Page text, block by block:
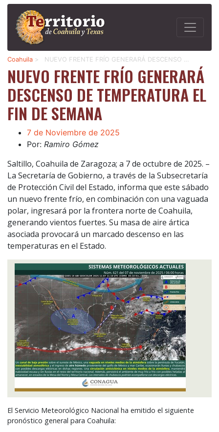
Coahuila > NUEVO FRENTE FRÍO GENERARÁ DESCENSO …
NUEVO FRENTE FRÍO GENERARÁ
DESCENSO DE TEMPERATURA EL
FIN DE SEMANA
7 de Noviembre de 2025
Por: Ramiro Gómez
Saltillo, Coahuila de Zaragoza; a 7 de octubre de 2025. –
La Secretaría de Gobierno, a través de la Subsecretaría
de Protección Civil del Estado, informa que este sábado
un nuevo frente frío, en combinación con una vaguada
polar, ingresará por la frontera norte de Coahuila,
generando vientos fuertes. Su masa de aire ártica
asociada provocará un marcado descenso en las
temperaturas en el Estado.
El Servicio Meteorológico Nacional ha emitido el siguiente
pronóstico general para Coahuila: